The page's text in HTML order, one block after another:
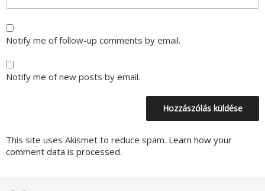
Notify me of follow-up comments by email.
Notify me of new posts by email.
This site uses Akismet to reduce spam. Learn how your
comment data is processed.